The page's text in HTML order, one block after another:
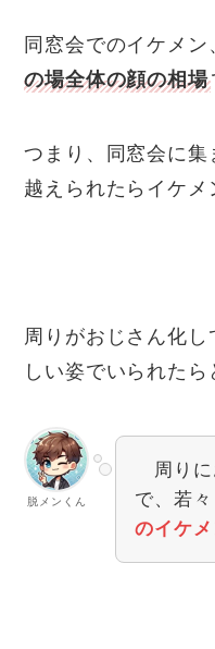
同窓会でのイケメ
の場全体の顔の相場
つまり、同窓会に集
越えられたらイケメ
周りがおじさん化し
しい姿でいられたら
脱メンくん
周りに
で、若
のイケ